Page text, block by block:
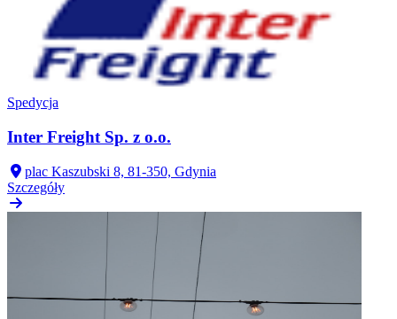
Spedycja
Inter Freight Sp. z o.o.
plac Kaszubski 8, 81-350, Gdynia
Szczegóły